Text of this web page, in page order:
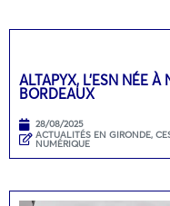
ALTAPYX, L’ESN NÉE
BORDEAUX
28/08/2025
ACTUALITÉS EN GIRONDE,
NUMÉRIQUE